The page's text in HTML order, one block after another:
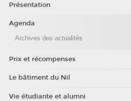
Présentation
Agenda
Archives des actualités
Prix et récompenses
Le bâtiment du Nil
Vie étudiante et alumni